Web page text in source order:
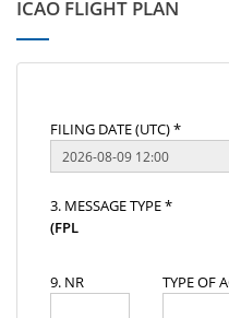
ICAO FLIGHT PLAN
FILING DATE (UTC) *
3. MESSAGE TYPE *
(FPL
9. NR TYPE OF